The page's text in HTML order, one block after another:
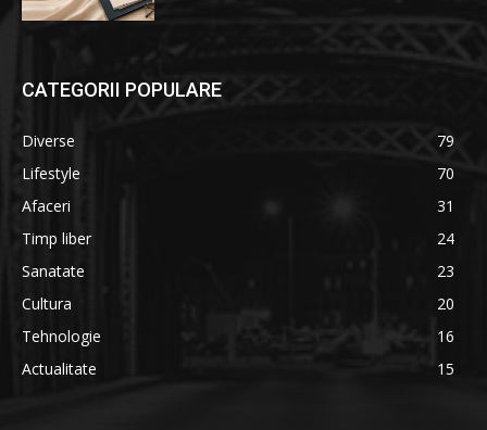
CATEGORII POPULARE
Diverse
79
Lifestyle
70
Afaceri
31
Timp liber
24
Sanatate
23
Cultura
20
Tehnologie
16
Actualitate
15